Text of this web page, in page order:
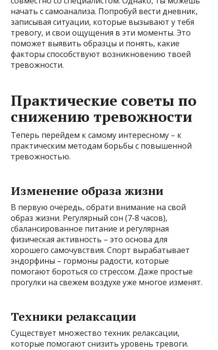
начать с самоанализа. Попробуй вести дневник,
записывая ситуации, которые вызывают у тебя
тревогу, и свои ощущения в эти моменты. Это
поможет выявить образцы и понять, какие
факторы способствуют возникновению твоей
тревожности.
Практические советы по
снижению тревожности
Теперь перейдем к самому интересному – к
практическим методам борьбы с повышенной
тревожностью.
Изменение образа жизни
В первую очередь, обрати внимание на свой
образ жизни. Регулярный сон (7-8 часов),
сбалансированное питание и регулярная
физическая активность – это основа для
хорошего самочувствия. Спорт вырабатывает
эндорфины – гормоны радости, которые
помогают бороться со стрессом. Даже простые
прогулки на свежем воздухе уже многое изменят.
Техники релаксации
Существует множество техник релаксации,
которые помогают снизить уровень тревоги.